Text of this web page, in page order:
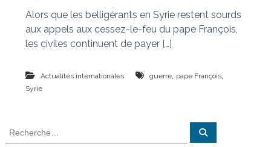
Alors que les belligérants en Syrie restent sourds
aux appels aux cessez-le-feu du pape François,
les civiles continuent de payer […]
Actualités internationales guerre, pape François,
Syrie
R